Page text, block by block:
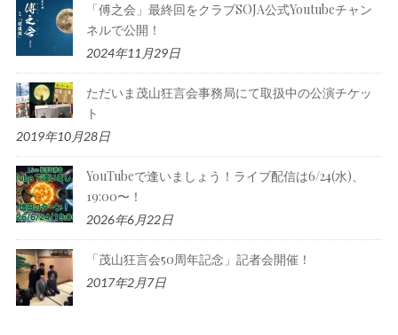
「傅之会」最終回をクラブSOJA公式Youtubeチャン
ネルで公開！
2024年11月29日
ただいま茂山狂言会事務局にて取扱中の公演チケッ
ト
2019年10月28日
YouTubeで逢いましょう！ライブ配信は6/24(水)、
19:00〜！
2026年6月22日
「茂山狂言会50周年記念」記者会開催！
2017年2月7日